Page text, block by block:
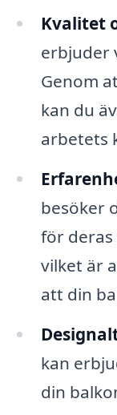
Kvalitet
erbjuder
Genom
kan du
arbetets
besöker
för
vilket är
att din
kan
din